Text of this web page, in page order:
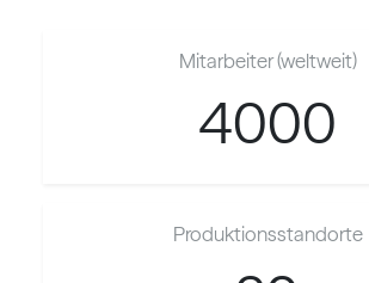
Mitarbeiter (weltweit)
4000
Produktionsstandorte